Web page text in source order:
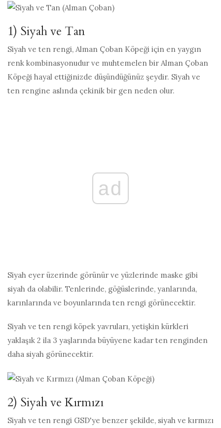
1) Siyah ve Tan
Siyah ve ten rengi, Alman Çoban Köpeği için en yaygın
renk kombinasyonudur ve muhtemelen bir Alman Çoban
Köpeği hayal ettiğinizde düşündüğünüz şeydir. Siyah ve
ten rengine aslında çekinik bir gen neden olur.
ad
Siyah eyer üzerinde görünür ve yüzlerinde maske gibi
siyah da olabilir. Tenlerinde, göğüslerinde, yanlarında,
karınlarında ve boyunlarında ten rengi görünecektir.
Siyah ve ten rengi köpek yavruları, yetişkin kürkleri
yaklaşık 2 ila 3 yaşlarında büyüyene kadar ten renginden
daha siyah görünecektir.
2) Siyah ve Kırmızı
Siyah ve ten rengi GSD'ye benzer şekilde, siyah ve kırmızı